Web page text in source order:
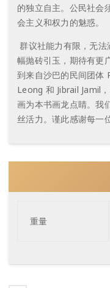
的独立自主。公民社会
会主义和权力的魅惑。
群议社能力有限，无
幅抛砖引玉，期待有更
到来自沙巴的民间团体
Leong 和 Jibrail Jamil
画为本书画龙点睛。我
丝活力。谨此感谢每一
重量